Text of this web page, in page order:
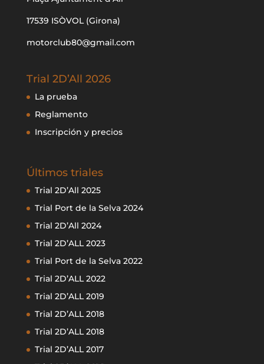
17539 ISÒVOL (Girona)
motorclub80@gmail.com
Trial 2D’All 2026
La prueba
Reglamento
Inscripción y precios
Últimos triales
Trial 2D’All 2025
Trial Port de la Selva 2024
Trial 2D’All 2024
Trial 2D’ALL 2023
Trial Port de la Selva 2022
Trial 2D’ALL 2022
Trial 2D’ALL 2019
Trial 2D’ALL 2018
Trial 2D’ALL 2018
Trial 2D’ALL 2017